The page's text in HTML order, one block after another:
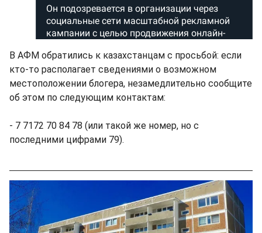
В АФМ обратились к казахстанцам с просьбой: если
кто-то располагает сведениями о возможном
местоположении блогера, незамедлительно сообщите
об этом по следующим контактам:
- 7 7172 70 84 78 (или такой же номер, но с
последними цифрами 79).